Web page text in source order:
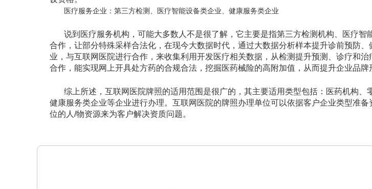
医疗服务企业：第三方检测、医疗智能设备类企业、健康服务类企业
说到医疗服务机构，可能大多数人不是很了解，它主要是指第三方检测机构、医疗
合作，让部分特殊采样合法化，在现今大数据时代，通过大数据分析样本提升诊前预防
业，与互联网医院进行合作，来收集利用开发医疗相关数据，从检测提升预测、诊疗和
合作，能实现网上开具处方药的合规合法，挖掘医药械险的高附加值，从而提升企业品牌
综上所述，互联网医院牌照的适用范围是很广的，其主要适用类型包括：医药机构
健康服务类企业等企业进行办理。互联网医院的牌照办理单位可以依据客户企业类型准
位的人/物资源来为客户解决资质问题。